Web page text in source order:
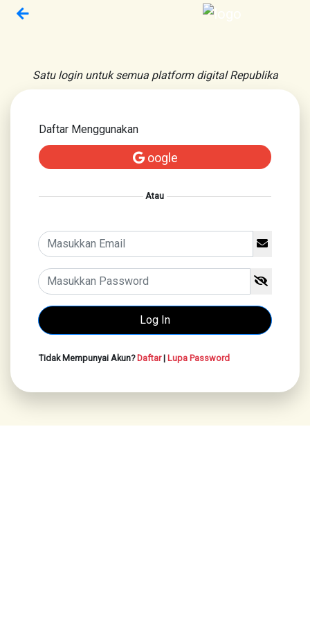
Satu login untuk semua platform digital Republika
Daftar Menggunakan
oogle
Atau
Tidak Mempunyai Akun?Daftar| Lupa Password